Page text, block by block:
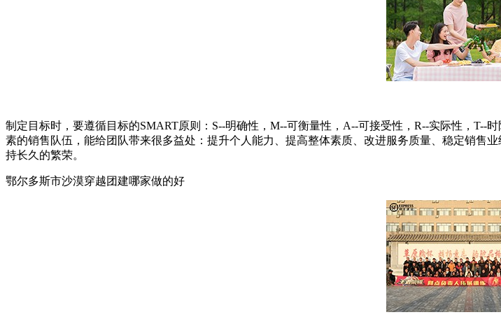
制定目标时，要遵循目标的SMART原则：S--明确性，M--可衡量性，A--可接受性，R--实际性，
素的销售队伍，能给团队带来很多益处：提升个人能力、提高整体素质、改进服务质量、稳定销售
持长久的繁荣。
鄂尔多斯市沙漠穿越团建哪家做的好